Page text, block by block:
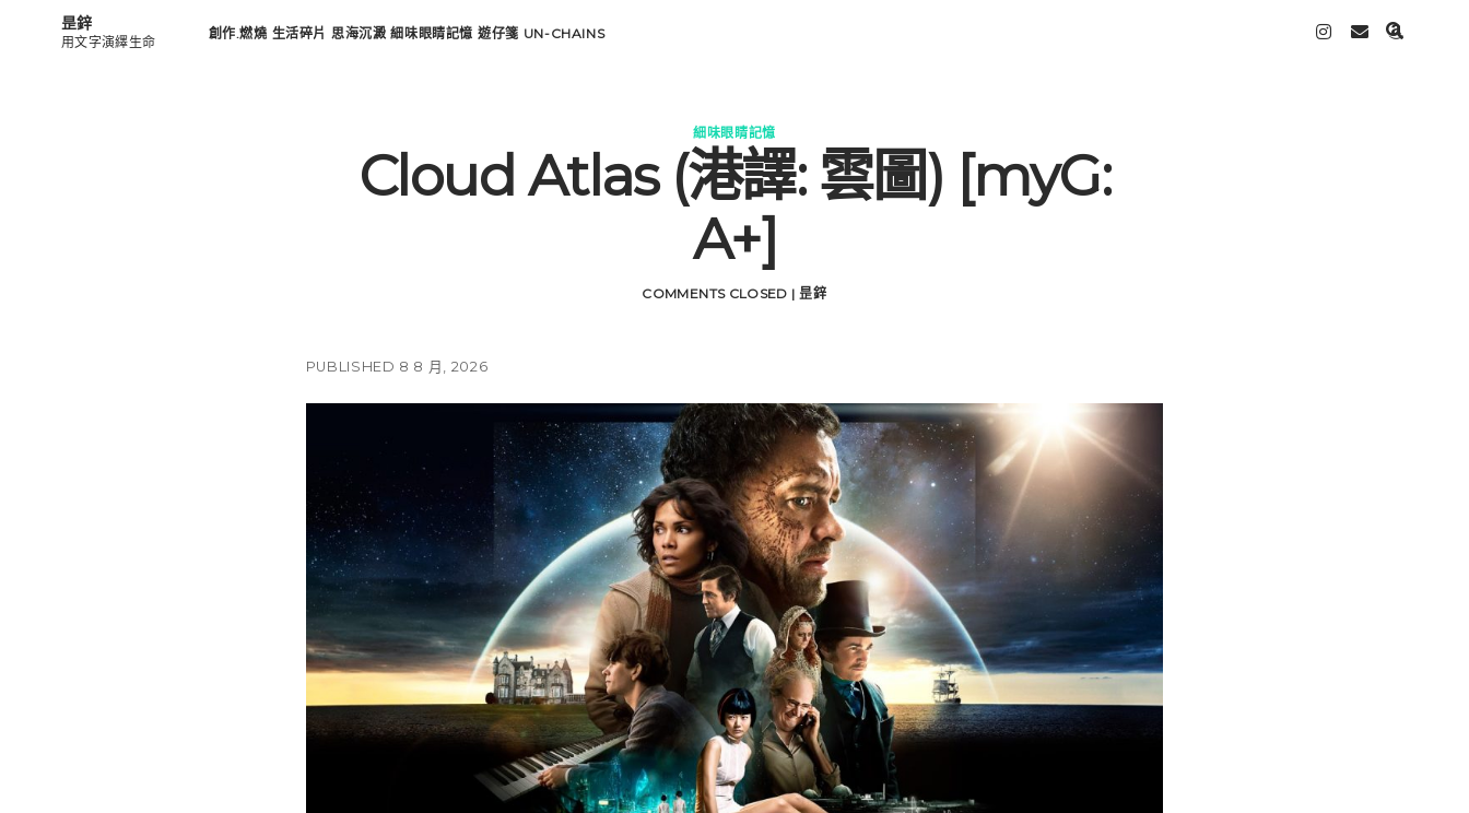
昰鋅
用文字演繹生命
創作.燃燒 生活碎片 思海沉澱 細味眼睛記憶 遊仔箋 UN-CHAINS instagram
email
細味眼睛記憶
Cloud Atlas (港譯: 雲圖) [myG:
A+]
COMMENTS CLOSED |昰鋅
PUBLISHED 8 8 月, 2026